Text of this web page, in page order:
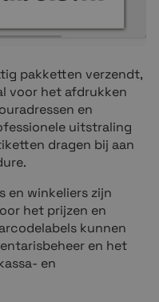
pakketten verzendt,
voor het afdrukken
en
uitstraling
dragen bij aan
en winkeliers zijn
het prijzen en
kunnen
en het
en